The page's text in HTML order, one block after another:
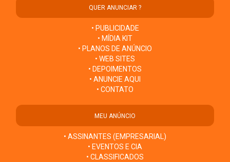
QUER ANUNCIAR ?
• PUBLICIDADE
• MÍDIA KIT
• PLANOS DE ANÚNCIO
• WEB SITES
• DEPOIMENTOS
• ANUNCIE AQUI
• CONTATO
MEU ANÚNCIO
• ASSINANTES (EMPRESARIAL)
• EVENTOS E CIA
• CLASSIFICADOS